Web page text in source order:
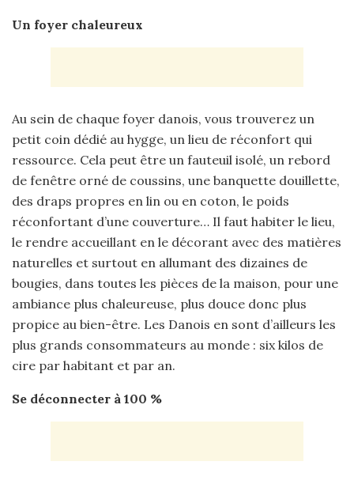
Un foyer chaleureux
Au sein de chaque foyer danois, vous trouverez un
petit coin dédié au hygge, un lieu de réconfort qui
ressource. Cela peut être un fauteuil isolé, un rebord
de fenêtre orné de coussins, une banquette douillette,
des draps propres en lin ou en coton, le poids
réconfortant d’une couverture… Il faut habiter le lieu,
le rendre accueillant en le décorant avec des matières
naturelles et surtout en allumant des dizaines de
bougies, dans toutes les pièces de la maison, pour une
ambiance plus chaleureuse, plus douce donc plus
propice au bien-être. Les Danois en sont d’ailleurs les
plus grands consommateurs au monde : six kilos de
cire par habitant et par an.
Se déconnecter à 100 %